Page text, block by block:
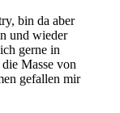
bin da aber
und wieder
gerne in
Masse von
gefallen mir